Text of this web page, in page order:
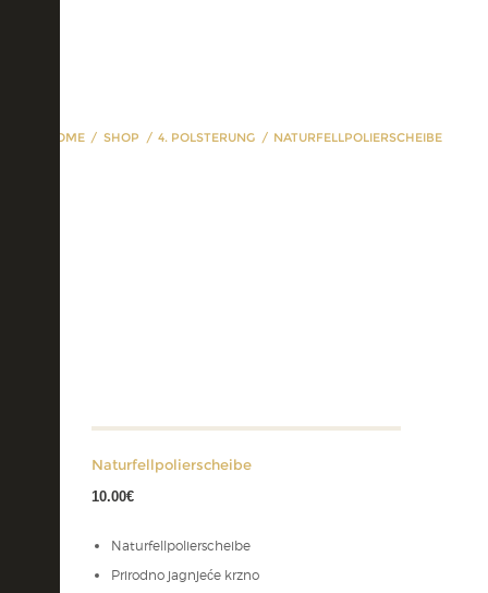
HOME SHOP 4. POLSTERUNG NATURFELLPOLIERSCHEIBE
Naturfellpolierscheibe
10.00€
Naturfellpolierscheibe
Prirodno jagnjeće krzno